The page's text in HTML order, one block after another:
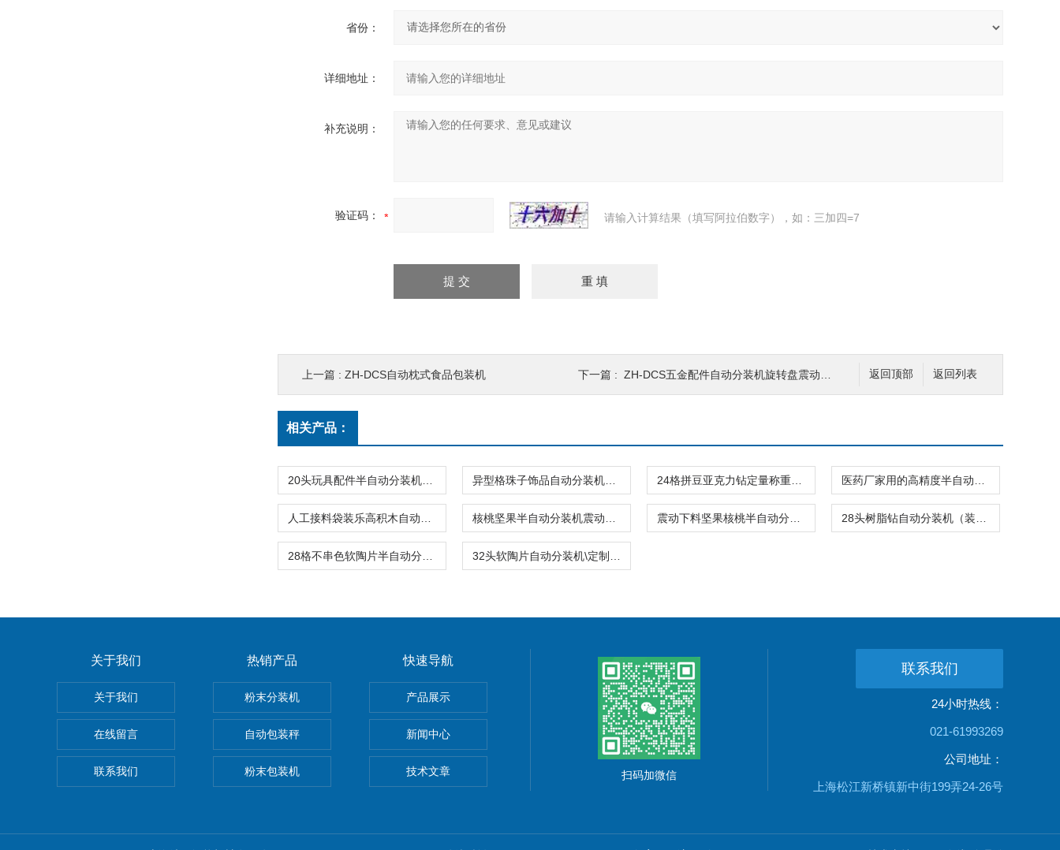
省份：
详细地址：
补充说明：
验证码： 请输入计算结果（填写阿拉伯数字），如：三加四=7
返回列表
返回顶部
上一篇 : ZH-DCS自动枕式食品包装机 下一篇 : ZH-DCS五金配件自动分装机旋转盘震动下料
相关产品：
关于我们
关于我们
在线留言
联系我们
热销产品
粉末分装机
自动包装秤
粉末包装机
快速导航
产品展示
新闻中心
技术文章 扫码加微信
联系我们
24小时热线：
021-61993269
公司地址：
上海松江新桥镇新中街199弄24-26号